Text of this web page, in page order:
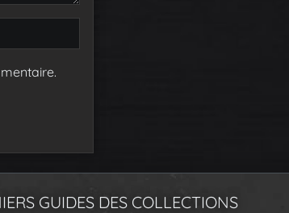
GUIDES DES COLLECTIONS